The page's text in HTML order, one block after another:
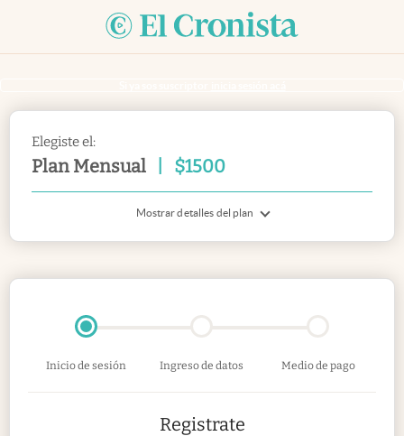
Elegiste el:
Plan Mensual $1500
Mostrar detalles del plan
Inicio de sesión Ingreso de datos Medio de pago
Registrate